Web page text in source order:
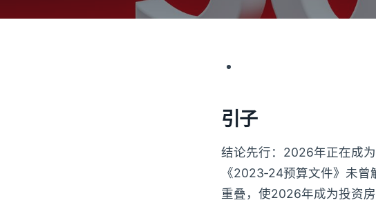
引子
结论先行：2026年正在成
《2023‑24预算文件》未
重叠，使2026年成为投资